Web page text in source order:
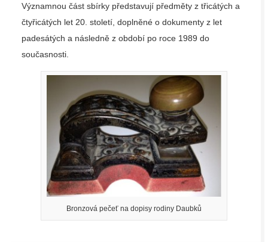
Významnou část sbírky představují předměty z třicátých a
čtyřicátých let 20. století, doplněné o dokumenty z let
padesátých a následně z období po roce 1989 do
současnosti.
Bronzová pečeť na dopisy rodiny Daubků